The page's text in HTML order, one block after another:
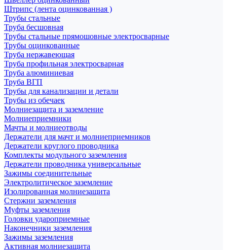
Штрипс (лента оцинкованная )
Трубы стальные
Труба бесшовная
Трубы стальные прямошовные электросварные
Трубы оцинкованные
Труба нержавеющая
Труба профильная электросварная
Труба алюминиевая
Труба ВГП
Трубы для канализации и детали
Трубы из обечаек
Молниезащита и заземление
Молниеприемники
Мачты и молниеотводы
Держатели для мачт и молниеприемников
Держатели круглого проводника
Комплекты модульного заземления
Держатели проводника универсальные
Зажимы соединительные
Электролитическое заземление
Изолированная молниезащита
Стержни заземления
Муфты заземления
Головки удароприемные
Наконечники заземления
Зажимы заземления
Активная молниезащита